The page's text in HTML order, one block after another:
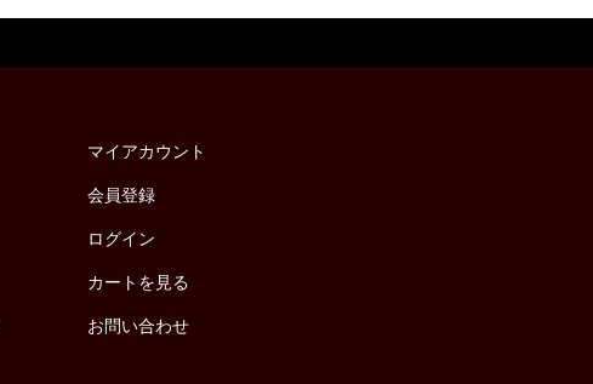
マイアカウント
会員登録
ログイン
カートを見る
お問い合わせ